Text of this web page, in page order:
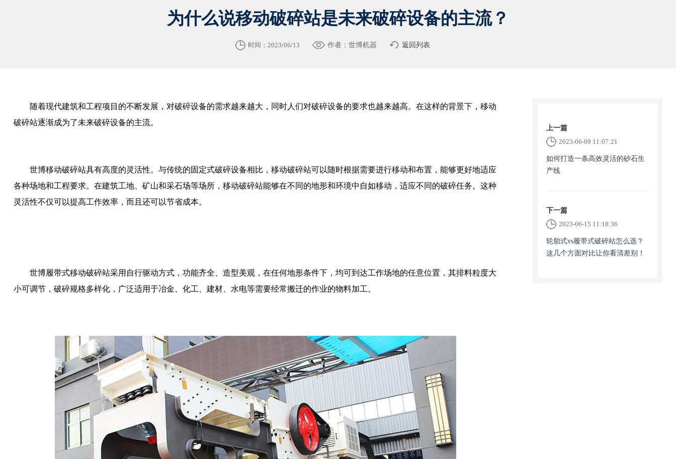
为什么说移动破碎站是未来破碎设备的主流？
时间：2023/06/13 作者：世博机器 返回列表
随着现代建筑和工程项目的不断发展，对破碎设备的需求越来越大，同时人们对破碎设备的要求也越来越高。在这样的背景下，移动
破碎站逐渐成为了未来破碎设备的主流。
世博移动破碎站具有高度的灵活性。与传统的固定式破碎设备相比，移动破碎站可以随时根据需要进行移动和布置，能够更好地适应
各种场地和工程要求。在建筑工地、矿山和采石场等场所，移动破碎站能够在不同的地形和环境中自如移动，适应不同的破碎任务。这种
灵活性不仅可以提高工作效率，而且还可以节省成本。
世博履带式移动破碎站采用自行驱动方式，功能齐全、造型美观，在任何地形条件下，均可到达工作场地的任意位置，其排料粒度大
小可调节，破碎规格多样化，广泛适用于冶金、化工、建材、水电等需要经常搬迁的作业的物料加工。
上一篇
2023-06-09 11:07:21
如何打造一条高效灵活的砂石生
产线
下一篇
2023-06-15 11:18:36
轮胎式vs履带式破碎站怎么选？
这几个方面对比让你看清差别！